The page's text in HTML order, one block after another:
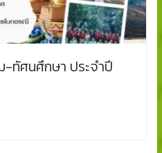
-ทัศนศึกษา ประจำปี